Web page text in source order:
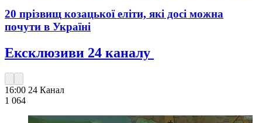
20 прізвищ козацької еліти, які досі можна
почути в Україні
Ексклюзиви 24 каналу
16:00 24 Канал
1 064